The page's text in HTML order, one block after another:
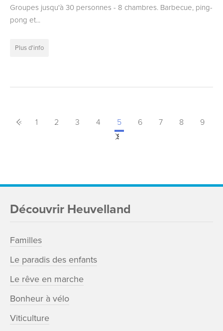
Groupes jusqu'à 30 personnes - 8 chambres. Barbecue, ping-
pong et...
Plus d'info
< Précédant
1 2 3 4 5 6 7 8
9
Suivant
Découvrir Heuvelland
Familles
Le paradis des enfants
Le rêve en marche
Bonheur à vélo
Viticulture